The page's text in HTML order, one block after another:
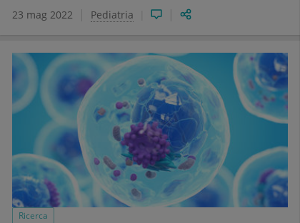
23 mag 2022 Pediatria
Ricerca